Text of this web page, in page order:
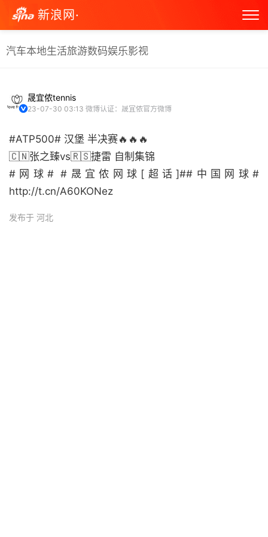
新浪网·
汽车本地生活旅游数码娱乐影视
晟宜侬tennis
23-07-30 03:13 微博认证：晟宜侬官方微博
#ATP500# 汉堡 半决赛🔥🔥🔥
🇨🇳张之臻vs🇷🇸捷雷 自制集锦
#网球# #晟宜侬网球[超话]##中国网球#
http://t.cn/A60KONez ​
发布于 河北